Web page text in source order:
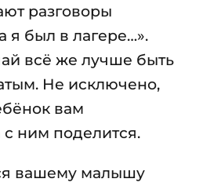
разговоры
я был в лагере…».
всё же лучше быть
Не исключено,
вам
с ним поделится.
вашему малышу